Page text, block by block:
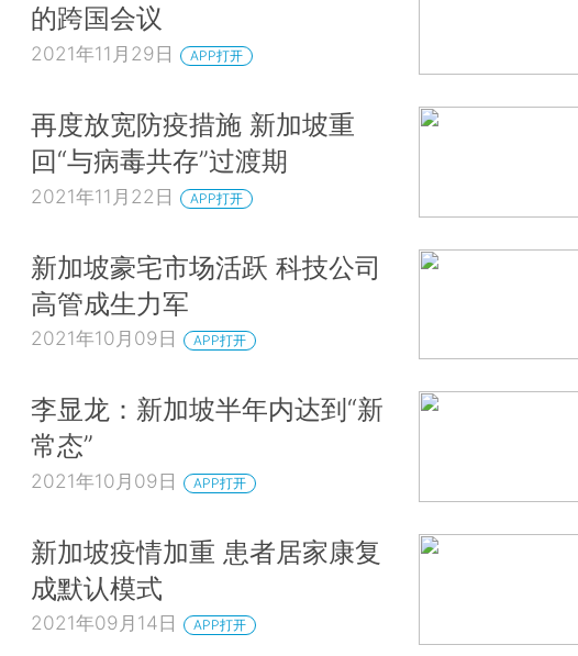
的跨国会议
2021年11月29日 APP打开
再度放宽防疫措施 新加坡重
回“与病毒共存”过渡期
2021年11月22日 APP打开
新加坡豪宅市场活跃 科技公司
高管成生力军
2021年10月09日 APP打开
李显龙：新加坡半年内达到“新
常态”
2021年10月09日 APP打开
新加坡疫情加重 患者居家康复
成默认模式
2021年09月14日 APP打开